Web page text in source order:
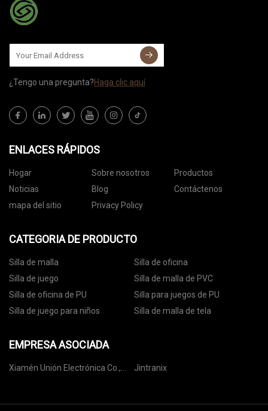
¿Tengo una pregunta?Haga clic aquí
ENLACES RÁPIDOS
Hogar Sobre nosotros
Productos
Noticias
Blog
Contáctenos
mapa del sitio
Privacy Policy
CATEGORIA DE PRODUCTO
Silla de malla
Silla de oficina
Silla de juego
Silla de malla de PVC
Silla de oficina de PU
Silla para juegos de PU
Silla de juego para niños
Silla de malla de tela
EMPRESA ASOCIADA
Xiamén Unión Electrónica Co.,
Jintranix